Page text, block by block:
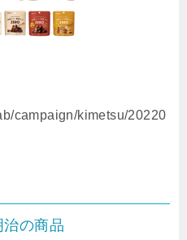
campaign/kimetsu/20220
治の商品